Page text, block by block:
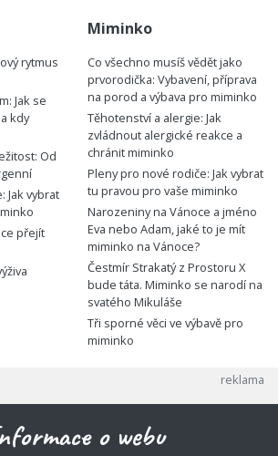
rytmus
Jak se
kdy
Od
Jak vybrat
přejít
Miminko
Co všechno musíš vědět jako
prvorodička: Vybavení, příprava
na porod a výbava pro miminko
Těhotenství a alergie: Jak
zvládnout alergické reakce a
chránit miminko
Pleny pro nové rodiče: Jak vybrat
tu pravou pro vaše miminko
Narozeniny na Vánoce a jméno
Eva nebo Adam, jaké to je mít
miminko na Vánoce?
Čestmír Strakatý z Prostoru X
bude táta. Miminko se narodí na
svatého Mikuláše
Tři sporné věci ve výbavě pro
miminko
o webu